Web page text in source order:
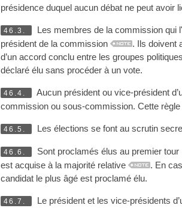
présidence duquel aucun débat ne peut avoir
46.3.
Les membres de la commission qui
président de la commission
. Ils doivent
d’un accord conclu entre les groupes
déclaré élu sans procéder à un vote.
46.4.
Aucun président ou vice-président
commission ou sous-commission. Cette
46.5. Les élections se font au scrutin
46.6.
Sont proclamés élus au premier
est acquise à la majorité relative
. En
candidat le plus âgé est proclamé élu.
46.7.
Le président et les vice-présidents